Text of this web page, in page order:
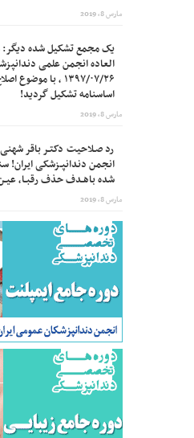
مارس 8, 2019
یک مجمع تشکیل شده
العاده انجمن علمی
۱۳۹۷/۰۷/۲۶ ، با
اساسنامه تشکیل گردید!
مارس 8, 2019
رد صـلاحیت دکتـر باقر شهنی
انجمن دندانپـزشکی ایران!
شده باهـدف حذف رقبـا،
مارس 8, 2019